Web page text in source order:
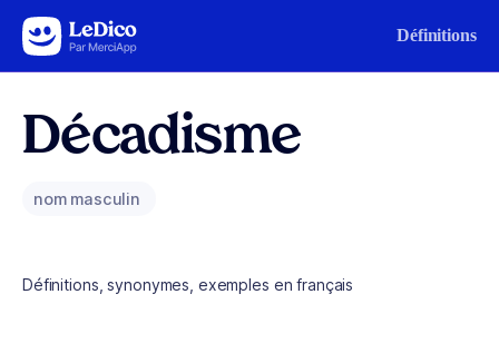
Aller au contenu Définitions
Décadisme
nom masculin
Définitions, synonymes, exemples en français